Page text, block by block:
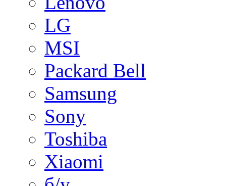
LG
MSI
Packard Bell
Samsung
Sony
Toshiba
Xiaomi